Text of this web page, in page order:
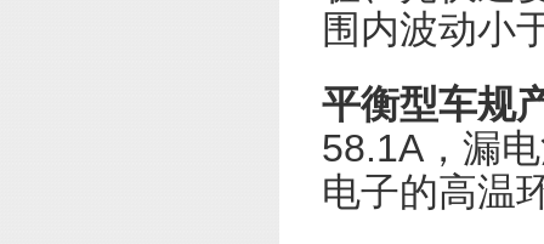
围内波动小
平衡型车规
58.1A，漏
电子的高温